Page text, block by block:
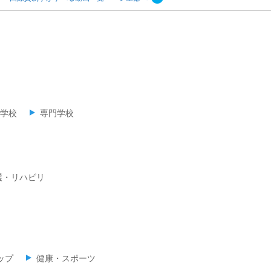
校
専門学校
リハビリ
プ 健康・スポーツ